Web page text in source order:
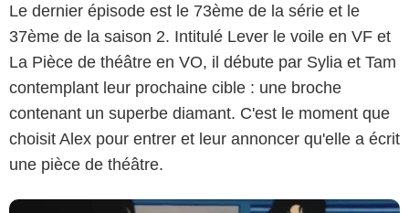
Le dernier épisode est le 73ème de la série et le
37ème de la saison 2. Intitulé Lever le voile en VF et
La Pièce de théâtre en VO, il débute par Sylia et Tam
contemplant leur prochaine cible : une broche
contenant un superbe diamant. C'est le moment que
choisit Alex pour entrer et leur annoncer qu'elle a écrit
une pièce de théâtre.